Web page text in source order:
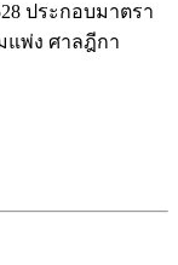
ประกอบมาตรา
แพ่ง ศาลฎีกา